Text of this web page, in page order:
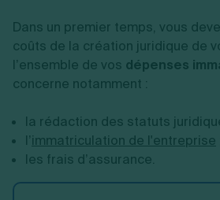
Dans un premier temps, vous
coûts de la création juridique de
l’ensemble de vos dépenses
concerne notamment :
la rédaction des statuts
l’immatriculation de l'entreprise
les frais d’assurance.